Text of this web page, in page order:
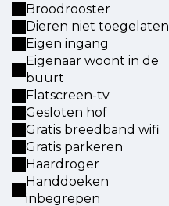
Broodrooster
Dieren niet toegelaten
Eigen ingang
Eigenaar woont in de
buurt
Flatscreen-tv
Gesloten hof
Gratis breedband wifi
Gratis parkeren
Haardroger
Handdoeken
inbegrepen